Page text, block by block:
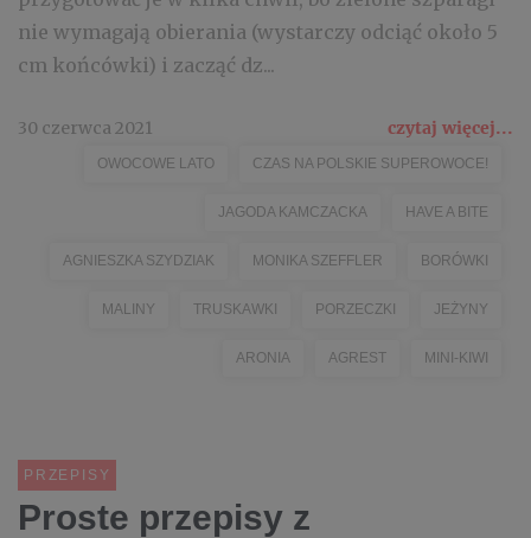
nie wymagają obierania (wystarczy odciąć około 5
cm końcówki) i zacząć dz...
30 czerwca 2021 czytaj więcej...
OWOCOWE LATO CZAS NA POLSKIE SUPEROWOCE!
JAGODA KAMCZACKA HAVE A BITE
AGNIESZKA SZYDZIAK MONIKA SZEFFLER BORÓWKI
MALINY TRUSKAWKI PORZECZKI JEŻYNY
ARONIA AGREST MINI-KIWI
PRZEPISY
Proste przepisy z